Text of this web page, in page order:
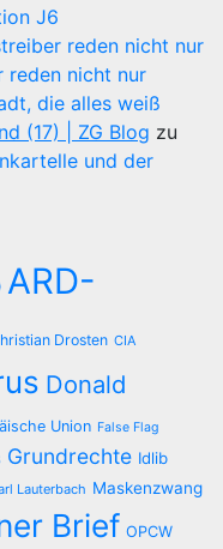
J6
reden nicht nur
reden nicht nur
die alles weiß
(17) | ZG Blog zu
und der
ARD-
Drosten CIA
Donald
Union False Flag
Grundrechte Idlib
Lauterbach Maskenzwang
Brief OPCW